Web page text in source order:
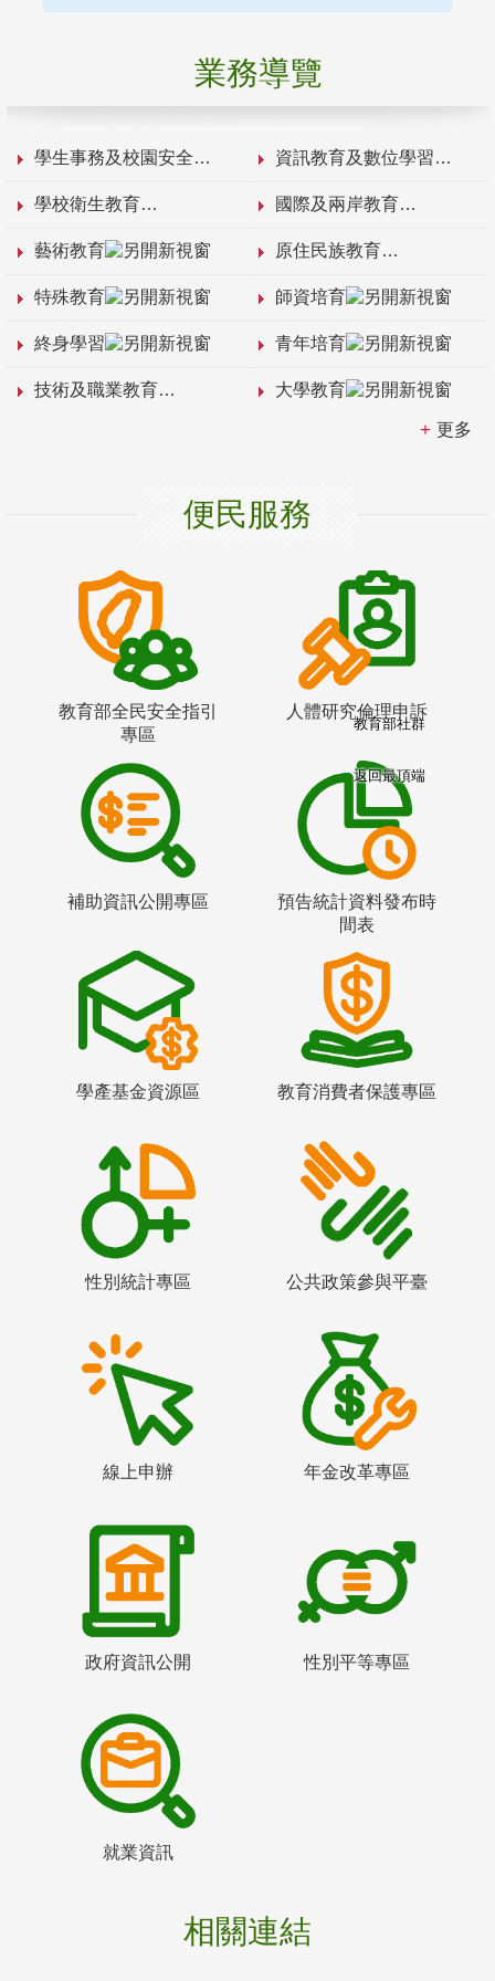
業務導覽
學生事務及校園安全 資訊教育及數位學習
學校衛生教育 國際及兩岸教育
藝術教育 原住民族教育
特殊教育 師資培育
終身學習 青年培育
技術及職業教育 大學教育
更多
便民服務
教育部全民安全指引
專區
人體研究倫理申訴
補助資訊公開專區
預告統計資料發布時
間表
學產基金資源區 教育消費者保護專區
性別統計專區 公共政策參與平臺
線上申辦 年金改革專區
政府資訊公開 性別平等專區
就業資訊
相關連結
教育部社群
返回最頂端